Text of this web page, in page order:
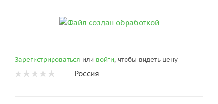
Зарегистрироваться или войти, чтобы видеть цену
Россия